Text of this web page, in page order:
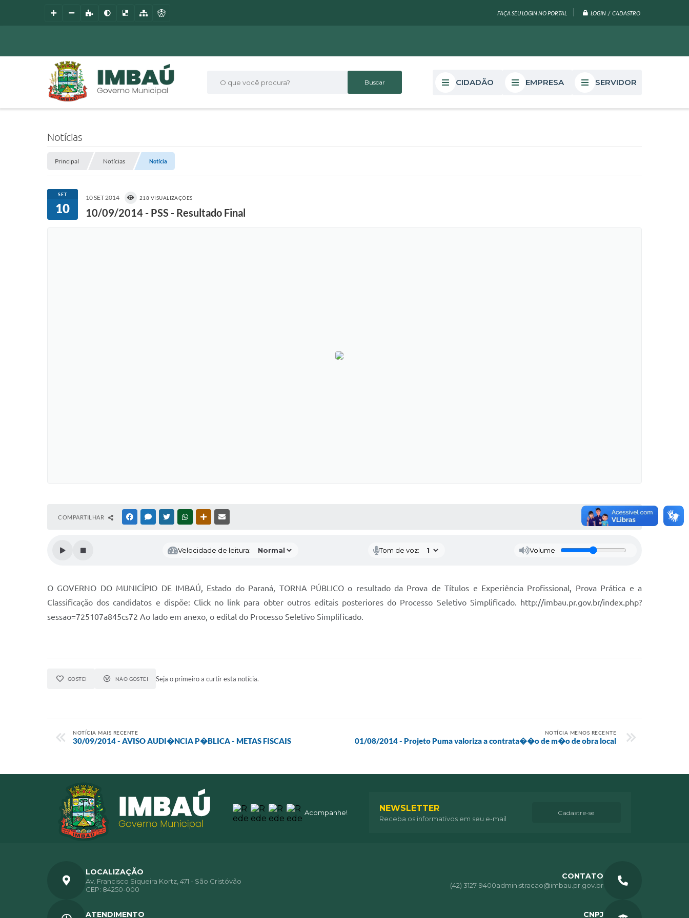
FAÇA SEU LOGIN NO PORTAL LOGIN / CADASTRO
O que você procura? CIDADÃO EMPRESA SERVIDOR
Notícias
Principal Notícias Notícia
SET
10
10 SET 2014 218 VISUALIZAÇÕES
10/09/2014 - PSS - Resultado Final
COMPARTILHAR FACEBOOKMESSENGER
TWITTERWHATSAPPOUTRAS MÍDIAS
Velocidade de leitura: Tom de voz: Volume
O GOVERNO DO MUNICÍPIO DE IMBAÚ, Estado do Paraná, TORNA PÚBLICO o resultado da Prova de Títulos e Experiência Profissional, Prova Prática e a
Classificação dos candidatos e dispõe: Click no link para obter outros editais posteriores do Processo Seletivo Simplificado. http://imbau.pr.gov.br/index.php?
sessao=725107a845cs72 Ao lado em anexo, o edital do Processo Seletivo Simplificado.
GOSTEI NÃO GOSTEI Seja o primeiro a curtir esta notícia.
NOTÍCIA MAIS RECENTE
30/09/2014 - AVISO AUDI�NCIA P�BLICA - METAS FISCAIS
NOTÍCIA MENOS RECENTE
01/08/2014 - Projeto Puma valoriza a contrata��o de m�o de obra local
Acompanhe! NEWSLETTER
Receba os informativos em seu e-mail
Cadastre-se
LOCALIZAÇÃO
Av. Francisco Siqueira Kortz, 471 - São Cristóvão
CEP: 84250-000
CONTATO
(42) 3127-9400administracao@imbau.pr.gov.br
ATENDIMENTO CNPJ